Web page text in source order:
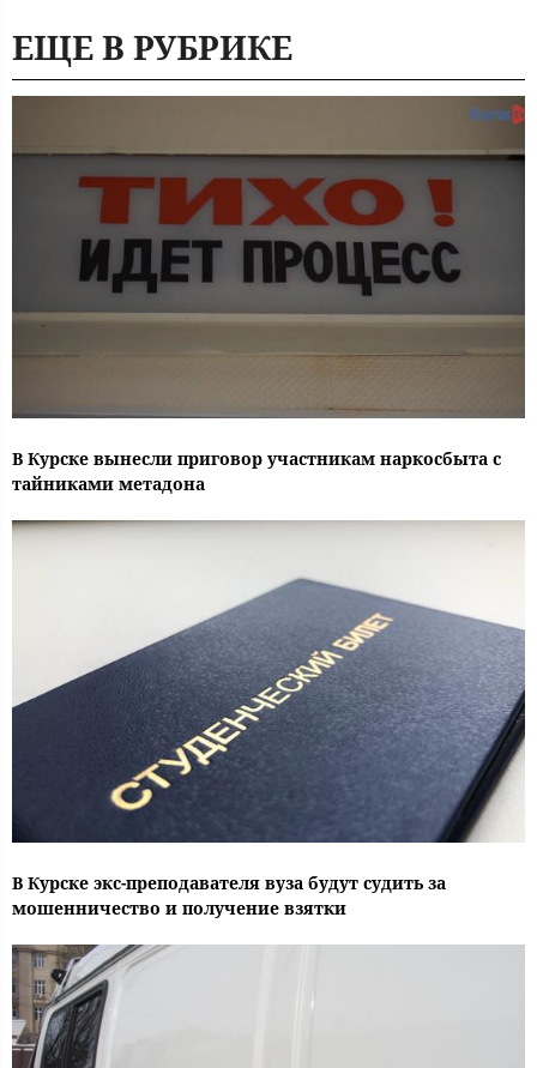
ЕЩЕ В РУБРИКЕ
В Курске вынесли приговор участникам наркосбыта с
тайниками метадона
В Курске экс-преподавателя вуза будут судить за
мошенничество и получение взятки